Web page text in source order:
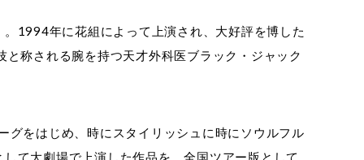
1994年に花組によって上演され、大好評を博した
称される腕を持つ天才外科医ブラック・ジャック
グをはじめ、時にスタイリッシュに時にソウルフル
て大劇場で上演した作品を、全国ツアー版として